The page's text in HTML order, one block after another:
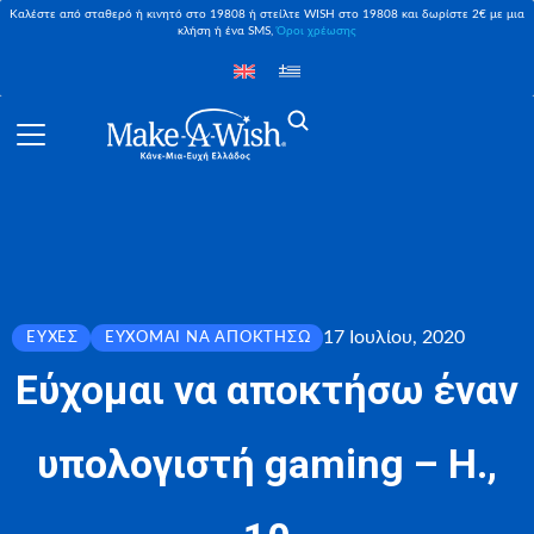
Καλέστε από σταθερό ή κινητό στο 19808 ή στείλτε WISH στο 19808 και δωρίστε 2€ με μια
κλήση ή ένα SMS,Όροι χρέωσης
ΕΥΧΈΣ ΕΎΧΟΜΑΙ ΝΑ ΑΠΟΚΤΉΣΩ 17 Ιουλίου, 2020
Εύχομαι να αποκτήσω έναν
υπολογιστή gaming – Η.,